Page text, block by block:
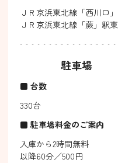
ＪＲ京浜東北線「西川口
ＪＲ京浜東北線「蕨」駅
駐車場
■ 台数
330台
■ 駐車場料金のご案内
入庫から2時間無料
以降60分／500円